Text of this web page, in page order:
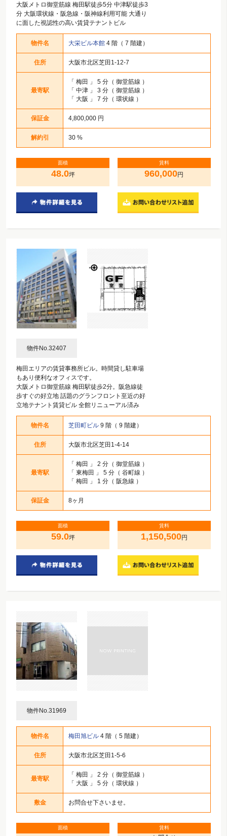
大阪メトロ御堂筋線 梅田駅徒歩5分 中津駅徒歩3
分 大阪環状線・阪急線・阪神線利用可能 大通り
に面した視認性の高い賃貸テナントビル
物件名 大栄ビル本館 4 階（ 7 階建）
住所 大阪市北区芝田1-12-7
最寄駅
「 梅田
」 5 分（ 御堂筋線 ）
「 中津 」 3 分（ 御堂筋線 ）
「 大阪 」 7 分（ 環状線 ）
保証金 4,800,000 円
解約引 30 %
面積
48.0坪
賃料
960,000円
物件No.32407
梅田エリアの賃貸事務所ビル。時間貸し駐車場
もあり便利なオフィスです。
大阪メトロ御堂筋線 梅田駅徒歩2分。阪急線徒
歩すぐの好立地 話題のグランフロント至近の好
立地テナント賃貸ビル 全館リニューアル済み
物件名 芝田町ビル 9 階（ 9 階建）
住所 大阪市北区芝田1-4-14
最寄駅
「 梅田
」 2 分（ 御堂筋線 ）
「 東梅田
」 5 分（ 谷町線 ）
「 梅田 」 1 分（ 阪急線 ）
保証金 8ヶ月
面積
59.0坪
賃料
1,150,500円
物件No.31969
物件名 梅田旭ビル 4 階（ 5 階建）
住所 大阪市北区芝田1-5-6
最寄駅
「 梅田
」 2 分（ 御堂筋線 ）
「 大阪 」 5 分（ 環状線 ）
敷金 お問合せ下さいませ。
面積 賃料